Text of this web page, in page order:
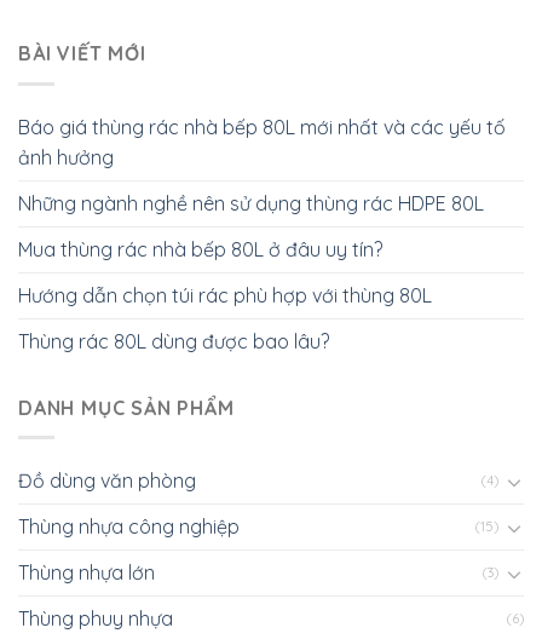
BÀI VIẾT MỚI
Báo giá thùng rác nhà bếp 80L mới nhất và các yếu tố
ảnh hưởng
Những ngành nghề nên sử dụng thùng rác HDPE 80L
Mua thùng rác nhà bếp 80L ở đâu uy tín?
Hướng dẫn chọn túi rác phù hợp với thùng 80L
Thùng rác 80L dùng được bao lâu?
DANH MỤC SẢN PHẨM
Đồ dùng văn phòng (4)
Thùng nhựa công nghiệp (15)
Thùng nhựa lớn (3)
Thùng phuy nhựa (6)